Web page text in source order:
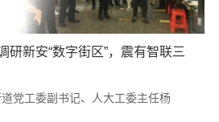
研新安“数字街区”，震有智联三
党工委副书记、人大工委主任杨